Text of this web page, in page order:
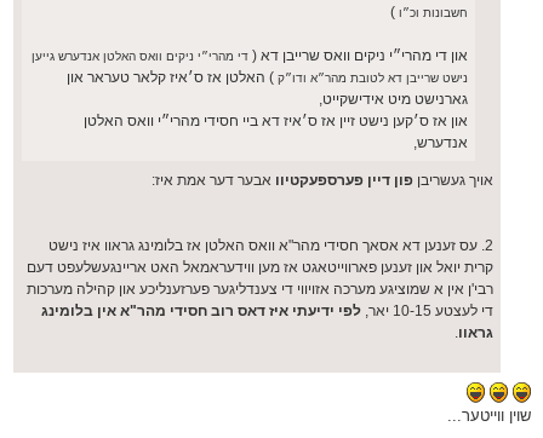
חשבונות וכ״ו )
און די מהרי״י ניקים וואס שרייבן דא ( די מהרי״י ניקים וואס האלטן אנדערש גייען
נישט שרייבן דא לטובת מהר״א ודו״ק ) האלטן אז ס׳איז קלאר טעראר און
גארנישט מיט אידישקייט,
און אז ס׳קען נישט זיין אז ס׳איז דא ביי חסידי מהרי״י וואס האלטן
אנדערש,
אויך געשריבן פון דיין פערספעקטיוו אבער דער אמת איז:
2. עס זענען דא אסאך חסידי מהר"א וואס האלטן אז בלומינג גראוו איז נישט
קרית יואל און זענען פארווייטאגט אז מען ווידעראמאל האט אריינגעשלעפט דעם
רבי'ן אין א שמוציגע מערכה אזויווי די צענדליגער פערזענליכע און קהילה מערכות
די לעצטע 10-15 יאר,
לפי ידיעתי איז דאס רוב חסידי מהר"א אין בלומינג
גראוו
שוין ווייטער...